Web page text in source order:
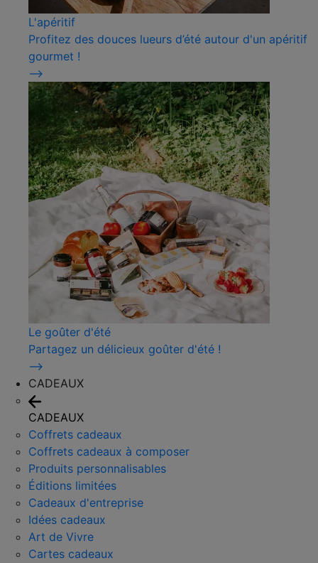
L'apéritif
Profitez des douces lueurs d’été autour d'un apéritif
gourmet !
⟶
Le goûter d'été
Partagez un délicieux goûter d'été !
⟶
CADEAUX
CADEAUX
Coffrets cadeaux
Coffrets cadeaux à composer
Produits personnalisables
Éditions limitées
Cadeaux d'entreprise
Idées cadeaux
Art de Vivre
Cartes cadeaux